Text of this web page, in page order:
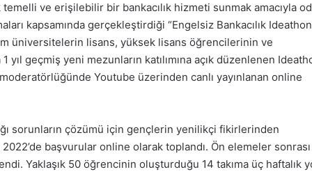
ve erişilebilir bir bankacılık hizmeti sunmak amacıyla
kapsamında gerçekleştirdiği “Engelsiz Bankacılık
üniversitelerin lisans, yüksek lisans öğrencilerinin ve
geçmiş yeni mezunların katılımına açık düzenlenen
Youtube üzerinden canlı yayınlanan online
sorunların çözümü için gençlerin yenilikçi fikirlerinden
başvurular online olarak toplandı. Ön elemeler sonrası
Yaklaşık 50 öğrencinin oluşturduğu 14 takıma üç haftalık